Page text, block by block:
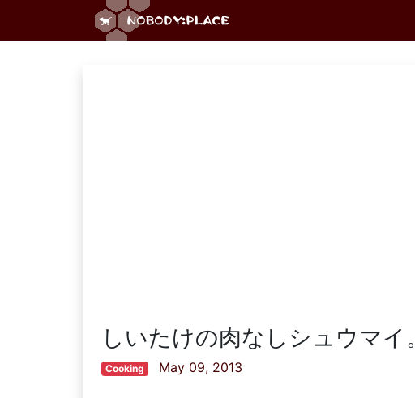
しいたけの肉なしシュウマイ
Cooking May 09, 2013